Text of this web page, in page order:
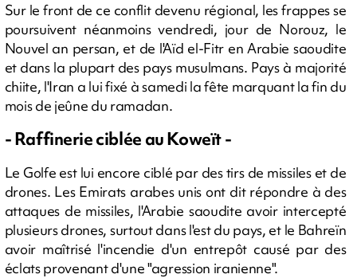
Sur le front de ce conflit devenu régional, les frappes se
poursuivent néanmoins vendredi, jour de Norouz, le
Nouvel an persan, et de l'Aïd el-Fitr en Arabie saoudite
et dans la plupart des pays musulmans. Pays à majorité
chiite, l'Iran a lui fixé à samedi la fête marquant la fin du
mois de jeûne du ramadan.
- Raffinerie ciblée au Koweït -
Le Golfe est lui encore ciblé par des tirs de missiles et de
drones. Les Emirats arabes unis ont dit répondre à des
attaques de missiles, l'Arabie saoudite avoir intercepté
plusieurs drones, surtout dans l'est du pays, et le Bahreïn
avoir maîtrisé l'incendie d'un entrepôt causé par des
éclats provenant d'une "agression iranienne".